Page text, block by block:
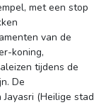
met een stop
van de
koning,
tijdens de
De
(Heilige stad